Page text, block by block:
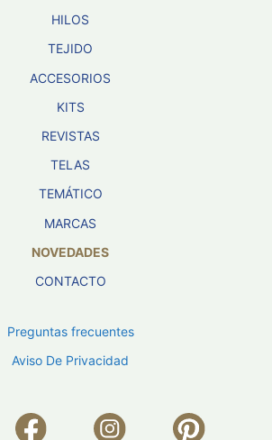
HILOS
TEJIDO
ACCESORIOS
KITS
REVISTAS
TELAS
TEMÁTICO
MARCAS
NOVEDADES
CONTACTO
Preguntas frecuentes
Aviso De Privacidad